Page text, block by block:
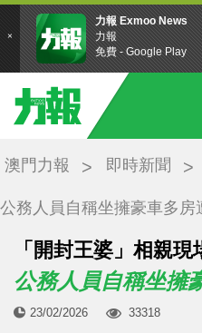
澳門力報 即時新聞
公務人員自稱坐擁豪車多房
「開封王婆」相親現
公務人員自稱坐擁
23/02/2026 33318